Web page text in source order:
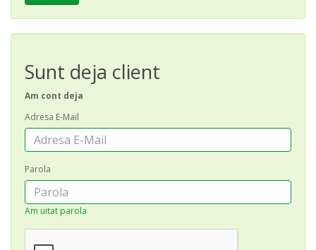
Sunt deja client
Am cont deja
Adresa E-Mail
Parola
Am uitat parola